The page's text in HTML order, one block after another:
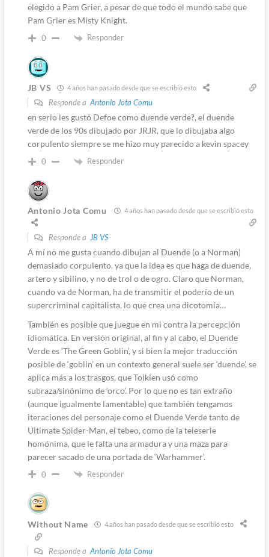
elegido a Pam Grier, a pesar de que todo el mundo sabe que
Pam Grier es Misty Knight.
0 Responder
JB VS 4 años han pasado desde que se escribió esto
Responde a Antonio Jota Comu
en serio les gustó Defoe como duende verde?, el duende
verde de los 90s dibujado por JRJR, que lo dibujaba algo
corpulento siempre se me hizo muy parecido a kevin spacey
0 Responder
Antonio Jota Comu 4 años han pasado desde que se escribió esto
Responde a JB VS
A mí no me gusta cuando dibujan al Duende (o a Norman)
demasiado corpulento, ya que la idea es que haga de duende,
artero y sibilino, y no de trol o de ogro. Claro que Norman,
cuando va de Norman, ha de transmitir el poderío de un
supercriminal capitalista, lo que crea una dicotomía…
También es posible que juegue en mi contra la percepción
idiomática. En versión original, al fin y al cabo, el Duende
Verde es ‘The Green Goblin’, y si bien la mejor traducción
posible de ‘goblin’ en un contexto general suele ser ‘duende’, se
aplica más a los trasgos, que Tolkien usó como
subraza/sinónimo de ‘orco’. Por lo que no es tan extraño
(aunque igualmente lamentable) que también tengamos
iteraciones del personaje como el Duende Verde tanto de
Ultimate Spider-Man, el tebeo, como de la teleserie
homónima, que le falta una armadura y una maza para
parecer sacado de una portada de ‘Warhammer’.
0 Responder
Without Name 4 años han pasado desde que se escribió esto
Responde aAntonio Jota Comu